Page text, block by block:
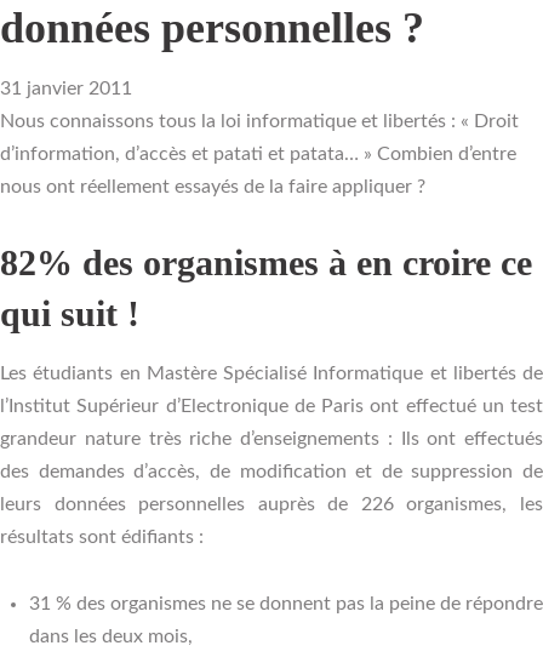
données personnelles ?
31 janvier 2011
Nous connaissons tous la loi informatique et libertés : « Droit
d’information, d’accès et patati et patata… » Combien d’entre
nous ont réellement essayés de la faire appliquer ?
82% des organismes à en croire ce
qui suit !
Les étudiants en Mastère Spécialisé Informatique et libertés de
l’Institut Supérieur d’Electronique de Paris ont effectué un test
grandeur nature très riche d’enseignements : Ils ont effectués
des demandes d’accès, de modification et de suppression de
leurs données personnelles auprès de 226 organismes, les
résultats sont édifiants :
31 % des organismes ne se donnent pas la peine de répondre
dans les deux mois,